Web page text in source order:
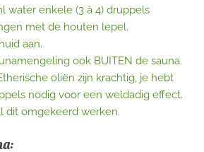
water enkele (3 à 4) druppels
met de houten lepel.
aan.
ook BUITEN de sauna.
oliën zijn krachtig, je hebt
nodig voor een weldadig effect.
dit omgekeerd werken.